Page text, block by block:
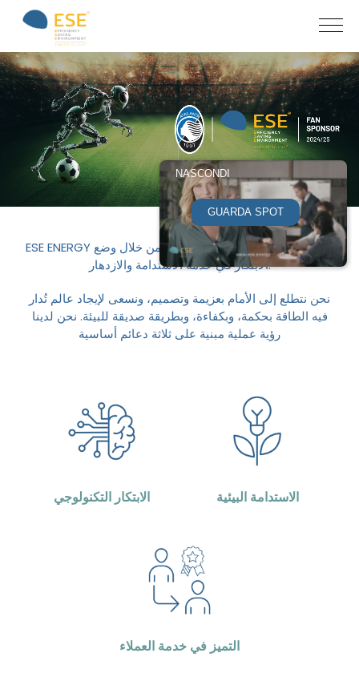
ESE ENERGY هي محفِّز التحول في قطاع الطاقة من خلال وضع
الابتكار في خدمة الاستدامة والازدهار.
نحن نتطلع إلى الأمام بعزيمة وتصميم، ونسعى لإيجاد عالم تُدار
فيه الطاقة بحكمة، وبكفاءة، وبطريقة صديقة للبيئة. نحن لدينا
رؤية عملية مبنية على ثلاثة دعائم أساسية
الابتكار التكنولوجي الاستدامة البيئية
التميز في خدمة العملاء
GUARDA SPOT
NASCONDI